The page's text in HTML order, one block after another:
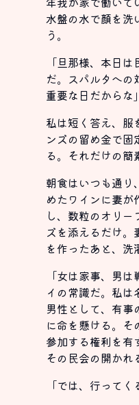
水盤の水で顔を洗
う。
「旦那様、本日
だ。スパルタへの
重要な日だからな」
私は短く答え、服
ンズの留め金で固
る。それだけの簡
朝食はいつも通り
めたワインに妻が
し、数粒のオリー
ズを添えるだけ。
を作ったあと、洗
「女は家事、男
イの常識だ。私は
男性として、有事
に命を懸ける。そ
参加する権利を有
その民会の開かれ
「では、行ってく